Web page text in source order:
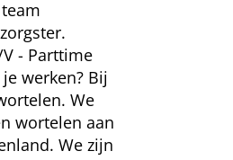
- Parttime
werken? Bij
We
wortelen aan
We zijn